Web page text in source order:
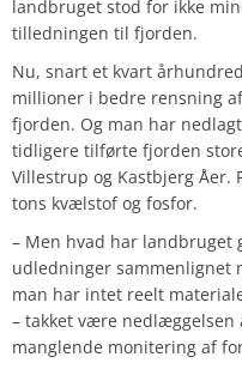
landbruget stod for ikke
tilledningen til fjorden.
Nu, snart et kvart
millioner i bedre rensning
fjorden. Og man har
tidligere tilførte fjorden
Villestrup og Kastbjerg Åer.
tons kvælstof og fosfor.
– Men hvad har landbruget
udledninger sammenlignet
man har intet reelt
– takket være nedlæggelsen
manglende monitering af